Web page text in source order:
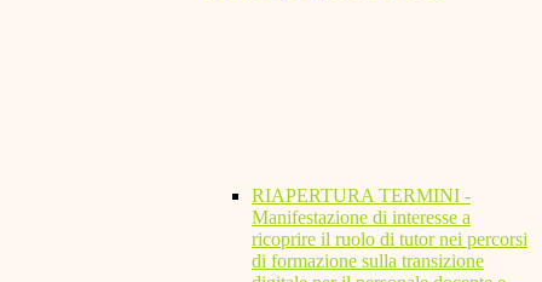
RIAPERTURA TERMINI -
Manifestazione di interesse a
ricoprire il ruolo di tutor nei percorsi
di formazione sulla transizione